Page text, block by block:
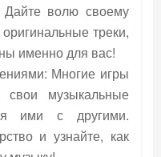
волю своему
треки,
именно для вас!
Многие игры
свои музыкальные
ими с другими.
и узнайте, как